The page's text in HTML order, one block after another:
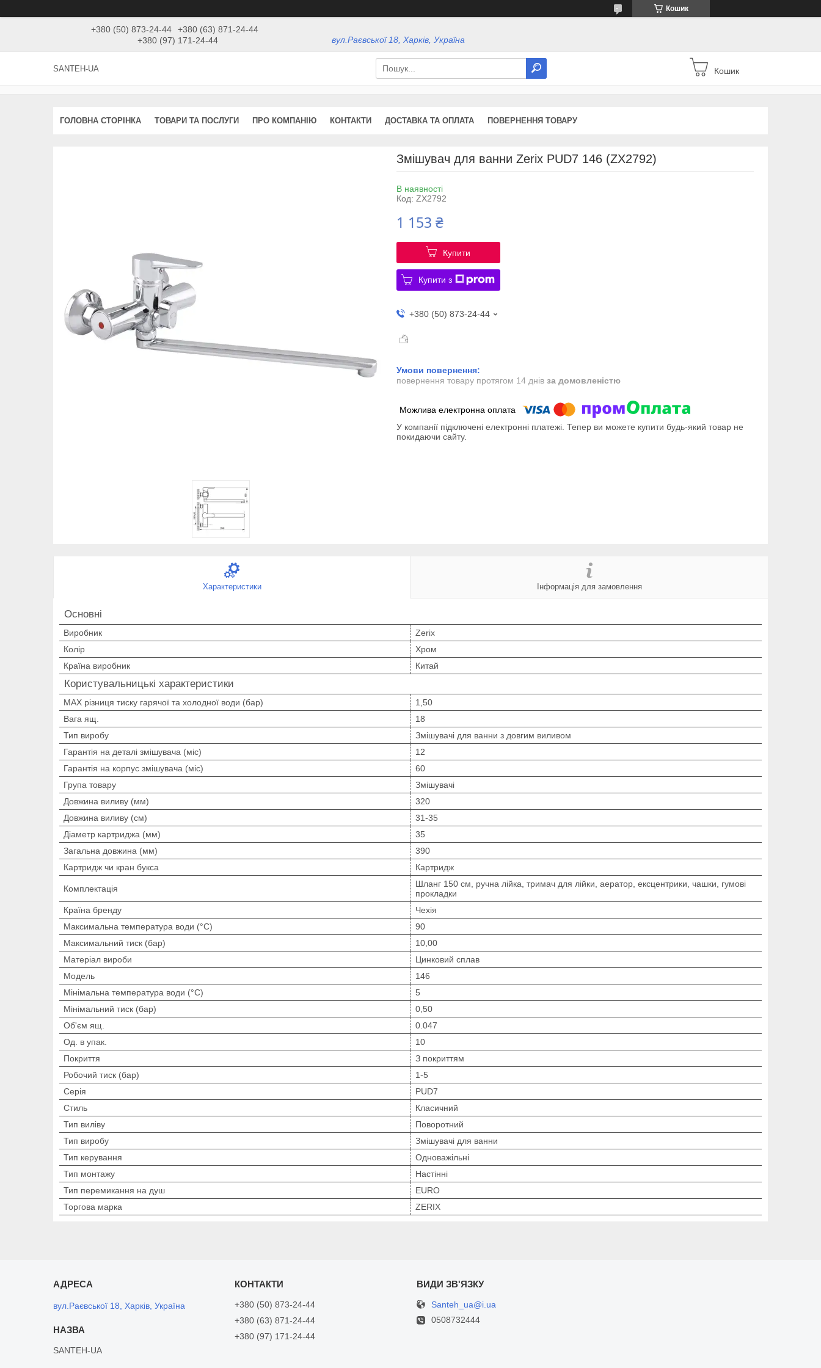
Кошик
+380 (50) 873-24-44
+380 (63) 871-24-44
+380 (97) 171-24-44
вул.Раєвської 18, Харків, Україна
SANTEH-UA Кошик
ГОЛОВНА СТОРІНКА ТОВАРИ ТА ПОСЛУГИ ПРО КОМПАНІЮ КОНТАКТИ ДОСТАВКА ТА ОПЛАТА ПОВЕРНЕННЯ ТОВАРУ
Змішувач для ванни Zerix PUD7 146 (ZX2792)
В наявності
Код: ZX2792
1 153 ₴
Купити
Купити з
+380 (50) 873-24-44
повернення товару протягом 14 днів за домовленістю
У компанії підключені електронні платежі. Тепер ви можете купити будь-який товар не
покидаючи сайту.
Характеристики Інформація для замовлення
Основні
Виробник
Zerix
Колір
Хром
Країна виробник
Китай
Користувальницькі характеристики
MAX різниця тиску гарячої та холодної води (бар)
1,50
Вага ящ.
18
Тип виробу
Змішувачі для ванни з довгим виливом
Гарантія на деталі змішувача (міс)
12
Гарантія на корпус змішувача (міс)
60
Група товару
Змішувачі
Довжина виливу (мм)
320
Довжина виливу (см)
31-35
Діаметр картриджа (мм)
35
Загальна довжина (мм)
390
Картридж чи кран букса
Картридж
Комплектація
Шланг 150 см, ручна лійка, тримач для лійки, аератор, ексцентрики, чашки, гумові
прокладки
Країна бренду
Чехія
Максимальна температура води (°C)
90
Максимальний тиск (бар)
10,00
Матеріал вироби
Цинковий сплав
Мoдель
146
Мінімальна температура води (°C)
5
Мінімальний тиск (бар)
0,50
Об'єм ящ.
0.047
Од. в упак.
10
Покриття
З покриттям
Робочий тиск (бар)
1-5
Серія
PUD7
Стиль
Класичний
Тип виліву
Поворотний
Тип виробу
Змішувачі для ванни
Тип керування
Одноважільні
Тип монтажу
Настінні
Тип перемикання на душ
EURO
Торгова марка
ZERIX
вул.Раєвської 18, Харків, Україна
SANTEH-UA
+380 (50) 873-24-44
+380 (63) 871-24-44
+380 (97) 171-24-44
Santeh_ua@i.ua
0508732444